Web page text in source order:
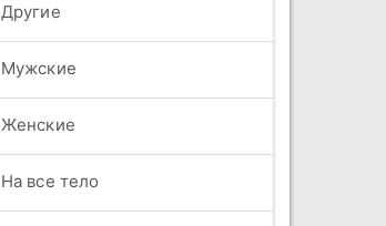
Другие
Мужские
Женские
На все тело